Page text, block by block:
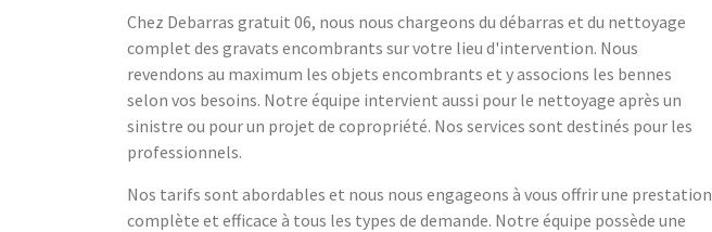
Chez Debarras gratuit 06, nous nous chargeons du débarras et du nettoyage
complet des gravats encombrants sur votre lieu d'intervention. Nous
revendons au maximum les objets encombrants et y associons les bennes
selon vos besoins. Notre équipe intervient aussi pour le nettoyage après un
sinistre ou pour un projet de copropriété. Nos services sont destinés pour les
professionnels.
Nos tarifs sont abordables et nous nous engageons à vous offrir une prestation
complète et efficace à tous les types de demande. Notre équipe possède une